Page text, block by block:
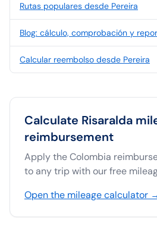
Rutas populares desde Pereira
Blog: cálculo, comprobación y
Calcular reembolso desde Pereira
Calculate Risaralda
reimbursement
Apply theColombia
to any trip with our free
Open the mileage calculator